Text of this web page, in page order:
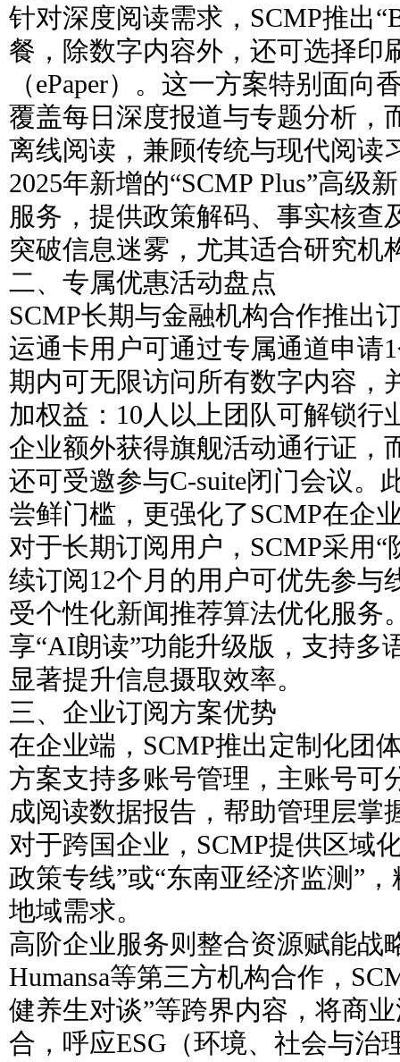
针对深度阅读需求，SCMP推出
餐，除数字内容外，还可选择印
（ePaper）。这一方案特别面向
覆盖每日深度报道与专题分析，
离线阅读，兼顾传统与现代阅读
2025年新增的“SCMP Plus”高级
服务，提供政策解码、事实核查
突破信息迷雾，尤其适合研究机
二、专属优惠活动盘点
SCMP长期与金融机构合作推出
运通卡用户可通过专属通道申请
期内可无限访问所有数字内容，
加权益：10人以上团队可解锁行
企业额外获得旗舰活动通行证，
还可受邀参与C-suite闭门会议。
尝鲜门槛，更强化了SCMP在企
对于长期订阅用户，SCMP采用
续订阅12个月的用户可优先参与
受个性化新闻推荐算法优化服务
享“AI朗读”功能升级版，支持多
显著提升信息摄取效率。
三、企业订阅方案优势
在企业端，SCMP推出定制化团
方案支持多账号管理，主账号可
成阅读数据报告，帮助管理层掌
对于跨国企业，SCMP提供区域
政策专线”或“东南亚经济监测”
地域需求。
高阶企业服务则整合资源赋能战
Humansa等第三方机构合作，
健养生对谈”等跨界内容，将商
合，呼应ESG（环境、社会与治